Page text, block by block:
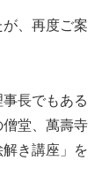
、再度ご案
長でもある
堂、萬壽寺
き講座」を